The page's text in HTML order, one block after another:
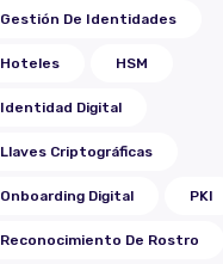
Gestión De Identidades
Hoteles HSM
Identidad Digital
Llaves Criptográficas
Onboarding Digital PKI
Reconocimiento De Rostro